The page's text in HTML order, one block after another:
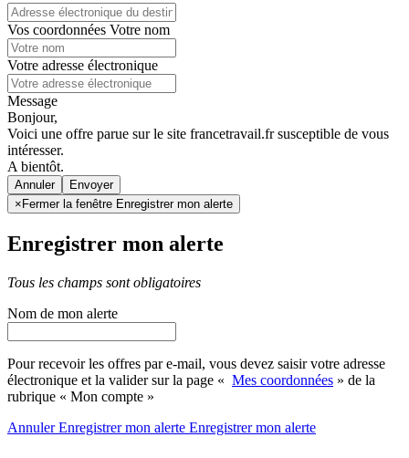
Vos coordonnées Votre nom
Votre adresse électronique
Message
Bonjour,
Voici une offre parue sur le site francetravail.fr susceptible de vous
intéresser.
A bientôt.
Annuler
× Fermer la fenêtre Enregistrer mon alerte
Enregistrer mon alerte
Tous les champs sont obligatoires
Nom de mon alerte
Pour recevoir les offres par e-mail, vous devez saisir votre adresse
électronique et la valider sur la page « Mes coordonnées » de la
rubrique « Mon compte »
AnnulerEnregistrer mon alerte Enregistrermon alerte